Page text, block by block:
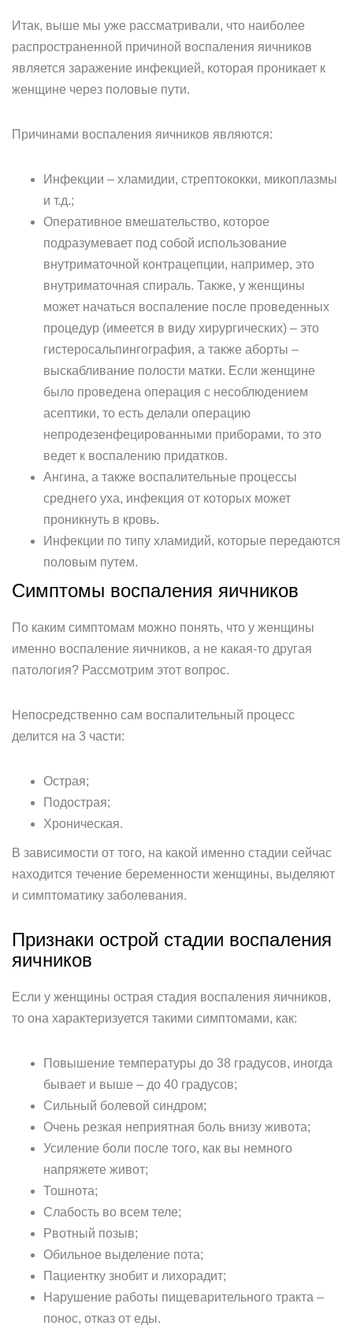
Итак, выше мы уже рассматривали, что наиболее
распространенной причиной воспаления яичников
является заражение инфекцией, которая проникает к
женщине через половые пути.
Причинами воспаления яичников являются:
Инфекции – хламидии, стрептококки, микоплазмы
и т.д.;
Оперативное вмешательство, которое
подразумевает под собой использование
внутриматочной контрацепции, например, это
внутриматочная спираль. Также, у женщины
может начаться воспаление после проведенных
процедур (имеется в виду хирургических) – это
гистеросальпингография, а также аборты –
выскабливание полости матки. Если женщине
было проведена операция с несоблюдением
асептики, то есть делали операцию
непродезенфецированными приборами, то это
ведет к воспалению придатков.
Ангина, а также воспалительные процессы
среднего уха, инфекция от которых может
проникнуть в кровь.
Инфекции по типу хламидий, которые передаются
половым путем.
Симптомы воспаления яичников
По каким симптомам можно понять, что у женщины
именно воспаление яичников, а не какая-то другая
патология? Рассмотрим этот вопрос.
Непосредственно сам воспалительный процесс
делится на 3 части:
Острая;
Подострая;
Хроническая.
В зависимости от того, на какой именно стадии сейчас
находится течение беременности женщины, выделяют
и симптоматику заболевания.
Признаки острой стадии воспаления
яичников
Если у женщины острая стадия воспаления яичников,
то она характеризуется такими симптомами, как:
Повышение температуры до 38 градусов, иногда
бывает и выше – до 40 градусов;
Сильный болевой синдром;
Очень резкая неприятная боль внизу живота;
Усиление боли после того, как вы немного
напряжете живот;
Тошнота;
Слабость во всем теле;
Рвотный позыв;
Обильное выделение пота;
Пациентку знобит и лихорадит;
Нарушение работы пищеварительного тракта –
понос, отказ от еды.